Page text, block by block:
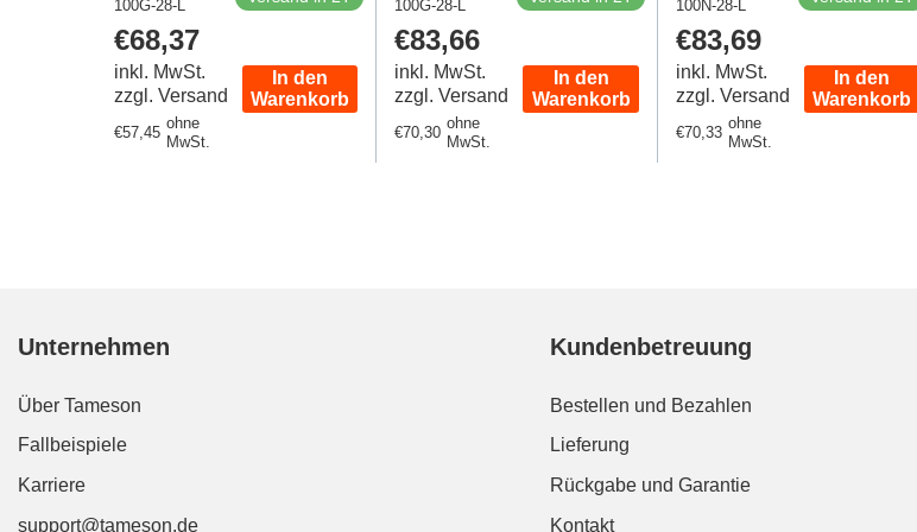
Edelstahl 160 Bar DIN
100G-28-L
Regulärer
Preis
€68,37
inkl. MwSt.
zzgl. Versand
Regulärer
€57,45
ohne
MwSt.
In den
Warenkorb
100G-28-L
Regulärer
Preis
€83,66
inkl. MwSt.
zzgl. Versand
Regulärer
€70,30
ohne
MwSt.
In den
Warenkorb
Edelstahl 160 Bar DIN
100N-28-L
Regulärer
Preis
€83,69
inkl. MwSt.
zzgl. Versand
Regulärer
€70,33
ohne
MwSt.
In den
Warenkorb
Unternehmen
Über Tameson
Fallbeispiele
Karriere
support@tameson.de
Kundenbetreuung
Bestellen und Bezahlen
Lieferung
Rückgabe und Garantie
Kontakt